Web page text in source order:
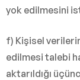
yok edilmesini
f) Kişisel
edilmesi talebi
aktarıldığı